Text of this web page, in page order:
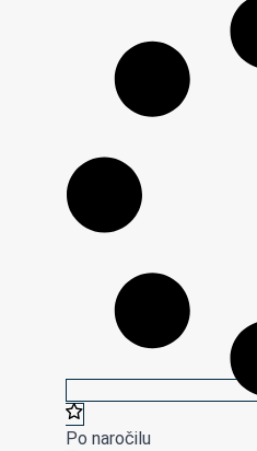
Po naročilu